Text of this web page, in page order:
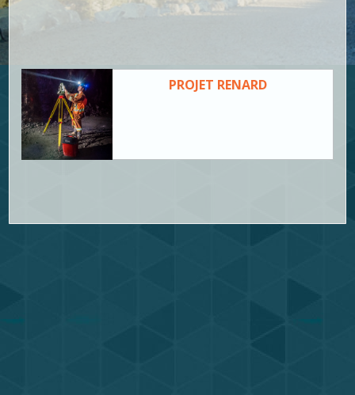
PROJET RENARD